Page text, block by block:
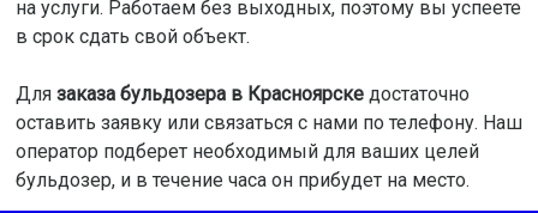
на услуги. Работаем без выходных, поэтому вы успеете
в срок сдать свой объект.
Для заказа бульдозера в Красноярскедостаточно
оставить заявку или связаться с нами по телефону. Наш
оператор подберет необходимый для ваших целей
бульдозер, и в течение часа он прибудет на место.